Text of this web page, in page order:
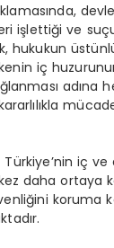
işlettiği ve
hukukun
iç
adına
iç ve
daha ortaya
koruma